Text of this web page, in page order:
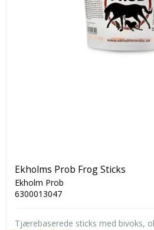
Ekholms Prob Frog Sticks
Ekholm Prob
6300013047
Tjærebaserede sticks med bivoks,